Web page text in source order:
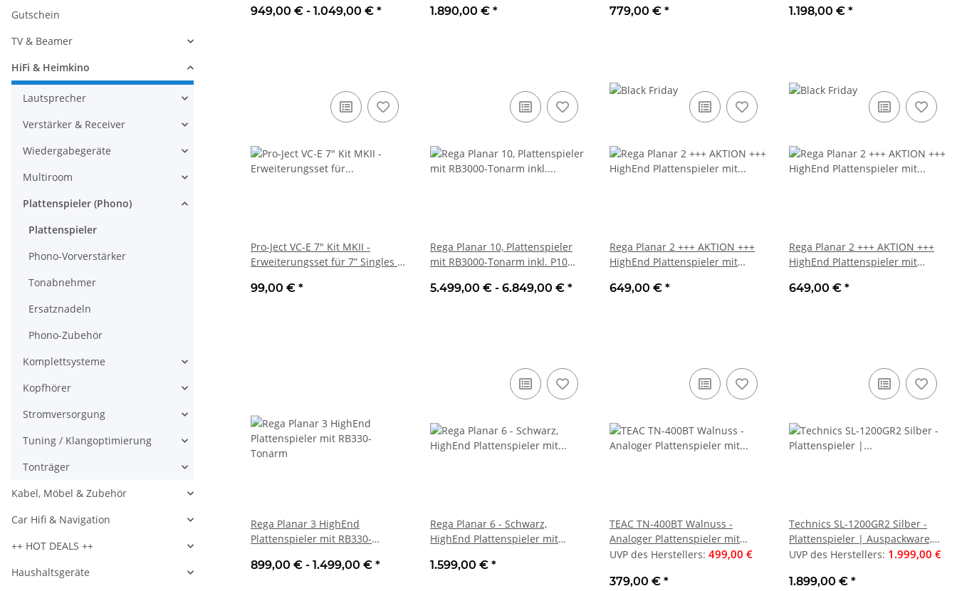
949,00 € - 1.049,00 € * 1.890,00 € * 779,00 € * 1.198,00 € *
Pro-Ject VC-E 7" Kit MKII -
Erweiterungsset für 7” Singles |
99,00 € *
Rega Planar 10, Plattenspieler
mit RB3000-Tonarm inkl. P10
5.499,00 € - 6.849,00 € *
Rega Planar 2 +++ AKTION +++
HighEnd Plattenspieler mit
Tonabnehmer, Schwarz | Neu
649,00 € *
Rega Planar 2 +++ AKTION +++
HighEnd Plattenspieler mit
Tonabnehmer, Weiß | Neu
649,00 € *
Rega Planar 3 HighEnd
Plattenspieler mit RB330-
899,00 € - 1.499,00 € *
Rega Planar 6 - Schwarz,
HighEnd Plattenspieler mit
Netzteil OHNE
1.599,00 € *
TEAC TN-400BT Walnuss -
Analoger Plattenspieler mit
Bluetooth | B-Ware, siehe Bilder
UVP des Herstellers: 499,00 €
379,00 € *
Technics SL-1200GR2 Silber -
Plattenspieler | Auspackware,
wie neu
UVP des Herstellers: 1.999,00 €
1.899,00 € *
Gutschein
TV & Beamer
HiFi & Heimkino
Lautsprecher
Verstärker & Receiver
Wiedergabegeräte
Multiroom
Plattenspieler (Phono)
Plattenspieler
Phono-Vorverstärker
Tonabnehmer
Ersatznadeln
Phono-Zubehör
Komplettsysteme
Kopfhörer
Stromversorgung
Tuning / Klangoptimierung
Tonträger
Kabel, Möbel & Zubehör
Car Hifi & Navigation
++ HOT DEALS ++
Haushaltsgeräte